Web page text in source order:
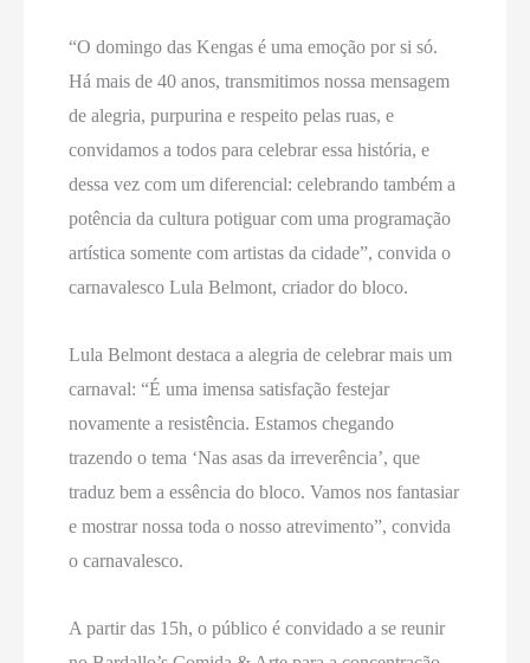
“O domingo das Kengas é uma emoção por si só.
Há mais de 40 anos, transmitimos nossa mensagem
de alegria, purpurina e respeito pelas ruas, e
convidamos a todos para celebrar essa história, e
dessa vez com um diferencial: celebrando também a
potência da cultura potiguar com uma programação
artística somente com artistas da cidade”, convida o
carnavalesco Lula Belmont, criador do bloco.
Lula Belmont destaca a alegria de celebrar mais um
carnaval: “É uma imensa satisfação festejar
novamente a resistência. Estamos chegando
trazendo o tema ‘Nas asas da irreverência’, que
traduz bem a essência do bloco. Vamos nos fantasiar
e mostrar nossa toda o nosso atrevimento”, convida
o carnavalesco.
A partir das 15h, o público é convidado a se reunir